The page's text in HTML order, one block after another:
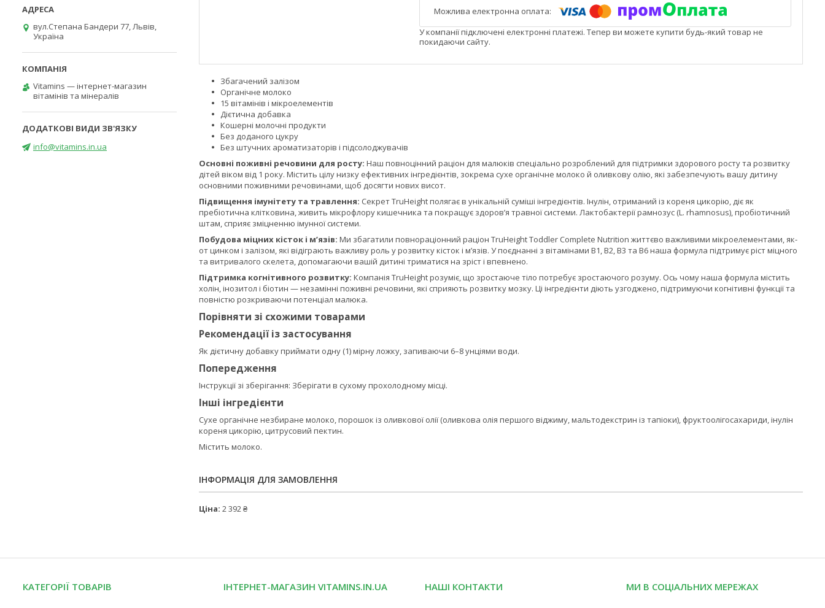
У компанії підключені електронні платежі. Тепер ви можете купити будь-який товар не
покидаючи сайту.
Збагачений залізом
Органічне молоко
15 вітамінів і мікроелементів
Дієтична добавка
Кошерні молочні продукти
Без доданого цукру
Без штучних ароматизаторів і підсолоджувачів
Основні поживні речовини для росту: Наш повноцінний раціон для малюків спеціально розроблений для підтримки здорового росту та розвитку
дітей віком від 1 року. Містить цілу низку ефективних інгредієнтів, зокрема сухе органічне молоко й оливкову олію, які забезпечують вашу дитину
основними поживними речовинами, щоб досягти нових висот.
Підвищення імунітету та травлення: Секрет TruHeight полягає в унікальній суміші інгредієнтів. Інулін, отриманий із кореня цикорію, діє як
пребіотична клітковина, живить мікрофлору кишечника та покращує здоров’я травної системи. Лактобактерії рамнозус (L. rhamnosus), пробіотичний
штам, сприяє зміцненню імунної системи.
Побудова міцних кісток і м’язів: Ми збагатили повнораціонний раціон TruHeight Toddler Complete Nutrition життєво важливими мікроелементами, як-
от цинком і залізом, які відіграють важливу роль у розвитку кісток і м’язів. У поєднанні з вітамінами B1, B2, B3 та B6 наша формула підтримує ріст міцного
та витривалого скелета, допомагаючи вашій дитині триматися на зріст і впевнено.
Підтримка когнітивного розвитку: Компанія TruHeight розуміє, що зростаюче тіло потребує зростаючого розуму. Ось чому наша формула містить
холін, інозитол і біотин — незамінні поживні речовини, які сприяють розвитку мозку. Ці інгредієнти діють узгоджено, підтримуючи когнітивні функції та
повністю розкриваючи потенціал малюка.
Порівняти зі схожими товарами
Рекомендації із застосування
Як дієтичну добавку приймати одну (1) мірну ложку, запиваючи 6–8 унціями води.
Попередження
Інструкції зі зберігання: Зберігати в сухому прохолодному місці.
Інші інгредієнти
Сухе органічне незбиране молоко, порошок із оливкової олії (оливкова олія першого віджиму, мальтодекстрин із тапіоки), фруктоолігосахариди, інулін
кореня цикорію, цитрусовий пектин.
Містить молоко.
ІНФОРМАЦІЯ ДЛЯ ЗАМОВЛЕННЯ
Ціна: 2 392 ₴
вул.Степана Бандери 77, Львів,
Україна
Vitamins — інтернет-магазин
вітамінів та мінералів
info@vitamins.in.ua
КАТЕГОРІЇ ТОВАРІВ ІНТЕРНЕТ-МАГАЗИН VITAMINS.IN.UA НАШІ КОНТАКТИ МИ В СОЦІАЛЬНИХ МЕРЕЖАХ